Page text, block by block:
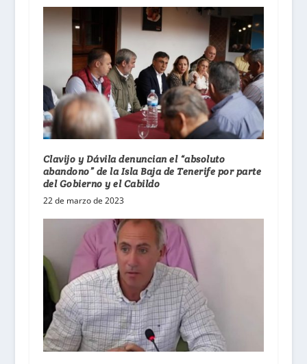
Clavijo y Dávila denuncian el “absoluto
abandono” de la Isla Baja de Tenerife por parte
del Gobierno y el Cabildo
22 de marzo de 2023